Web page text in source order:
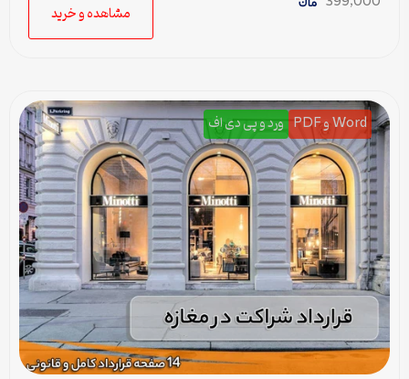
مشاهده و خرید
Word و PDF ورد و پی دی اف